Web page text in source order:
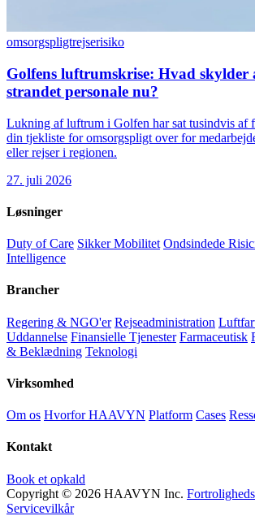
omsorgspligtrejserisiko
Golfens luftrumskrise: Hvad skylder
strandet personale nu?
Lukning af luftrum i Golfen har sat tusindvis af
din tjekliste for omsorgspligt over for
eller rejser i regionen.
27. juli 2026
Løsninger
Duty of Care Sikker Mobilitet Ondsindede
Intelligence
Brancher
Regering & NGO'er Rejseadministration
Uddannelse Finansielle Tjenester Farmaceutisk
& Beklædning Teknologi
Virksomhed
Om os Hvorfor HAAVYN Platform Cases
Kontakt
Book et opkald
Copyright © 2026 HAAVYN Inc.
Servicevilkår